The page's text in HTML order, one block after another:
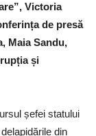
Victoria
de presă
Maia Sandu,
și
șefei statului
din